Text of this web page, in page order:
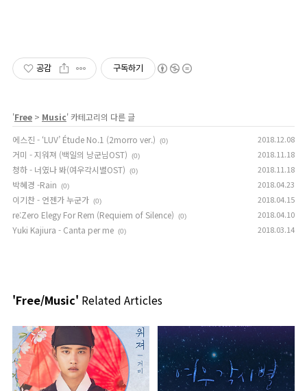
공감 구독하기
'Free > Music' 카테고리의 다른 글
에스진 - ‘LUV’ Étude No.1 (2morro ver.)
(0) 2018.12.08
거미 - 지워져 (백일의 낭군님OST) (0) 2018.11.18
청하 - 너였나 봐(여우각시별OST) (0) 2018.11.18
박혜경 -Rain (0) 2018.04.23
이기찬 - 언젠가 누군가 (0) 2018.04.15
re:Zero Elegy For Rem (Requiem of Silence) (0) 2018.04.10
Yuki Kajiura - Canta per me (0) 2018.03.14
'Free/Music' Related Articles